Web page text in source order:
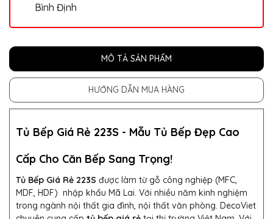
Bình Định
MÔ TẢ SẢN PHẨM
HƯỚNG DẪN MUA HÀNG
Tủ Bếp Giá Rẻ 223S - Mẫu Tủ Bếp Đẹp Cao
Cấp Cho Căn Bếp Sang Trọng!
Tủ Bếp Giá Rẻ 223S được làm từ gỗ công nghiệp (MFC,
MDF, HDF) nhập khẩu Mã Lai. Với nhiều năm kinh nghiệm
trong ngành nội thất gia đình, nội thất văn phòng. DecoViet